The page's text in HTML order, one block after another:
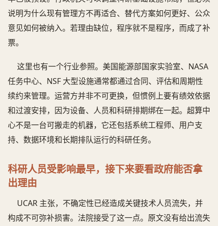
说明为什么现有管理方不再适合、替代方案如何更好、公众
意见如何被纳入。若理由缺位，程序就不是程序，而成了补
票。
这里也有一个行业参照。美国能源部国家实验室、NASA
任务中心、NSF 大型设施通常都通过合同、评估和周期性
续约来管理。运营方并非不可更换，但惯例上要有绩效依据
和过渡安排，因为设备、人员和科研排期绑在一起。超算中
心不是一台可搬走的机器，它还包括系统工程师、用户支
持、数据环境和长期排队运行的科研任务。
科研人员受影响最早，接下来要看政府能否拿
出理由
UCAR 主张，不确定性已经造成关键技术人员流失，并
构成不可弥补损害。法院接受了这一点。原文没有给出流失